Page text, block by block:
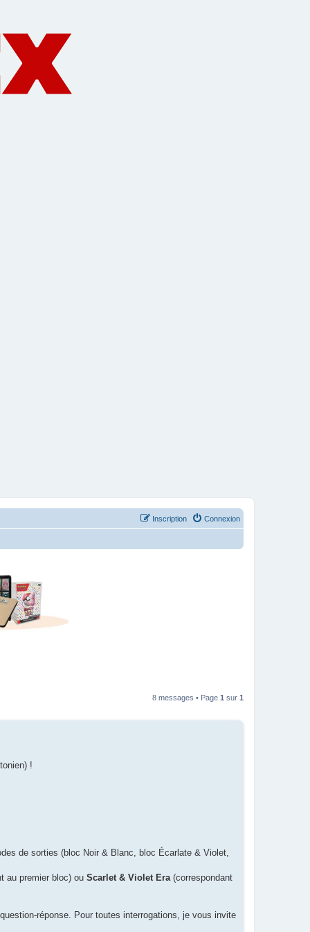
Connexion
Inscription
8 messages • Page 1 sur 1
!
de sorties (bloc Noir & Blanc, bloc Écarlate & Violet,
au premier bloc) ou Scarlet & Violet Era(correspondant
réponse. Pour toutes interrogations, je vous invite